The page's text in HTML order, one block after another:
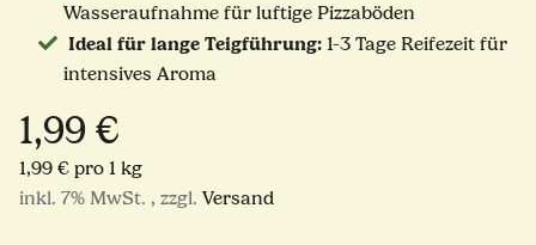
Wasseraufnahme für luftige Pizzaböden
Ideal für lange Teigführung:1-3 Tage Reifezeit für
intensives Aroma
1,99 €
1,99 € pro 1 kg
inkl. 7% MwSt. , zzgl. Versand